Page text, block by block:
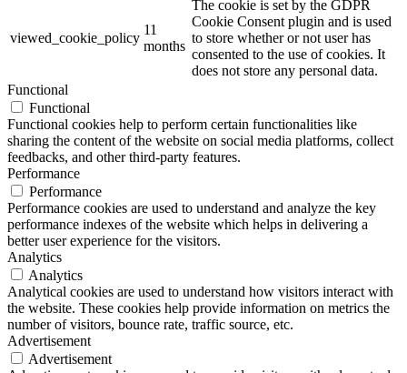
viewed_cookie_policy
11
months
The cookie is set by the GDPR
Cookie Consent plugin and is used
to store whether or not user has
consented to the use of cookies. It
does not store any personal data.
Functional
Functional
Functional cookies help to perform certain functionalities like
sharing the content of the website on social media platforms, collect
feedbacks, and other third-party features.
Performance
Performance
Performance cookies are used to understand and analyze the key
performance indexes of the website which helps in delivering a
better user experience for the visitors.
Analytics
Analytics
Analytical cookies are used to understand how visitors interact with
the website. These cookies help provide information on metrics the
number of visitors, bounce rate, traffic source, etc.
Advertisement
Advertisement